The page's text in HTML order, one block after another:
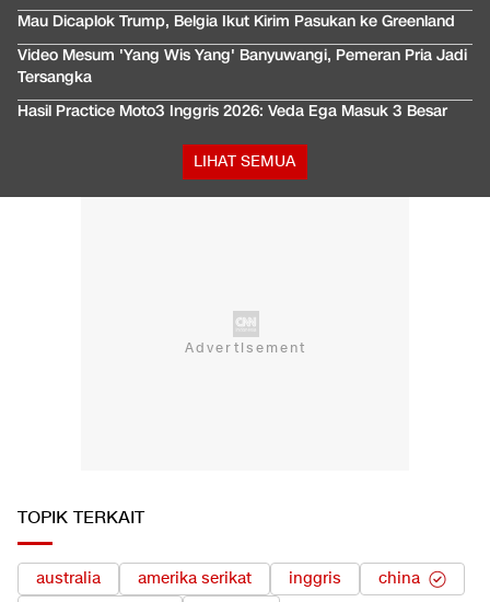
Mau Dicaplok Trump, Belgia Ikut Kirim Pasukan ke Greenland
Video Mesum 'Yang Wis Yang' Banyuwangi, Pemeran Pria Jadi
Tersangka
Hasil Practice Moto3 Inggris 2026: Veda Ega Masuk 3 Besar
LIHAT SEMUA
TOPIK TERKAIT
australia amerika serikat inggris
china